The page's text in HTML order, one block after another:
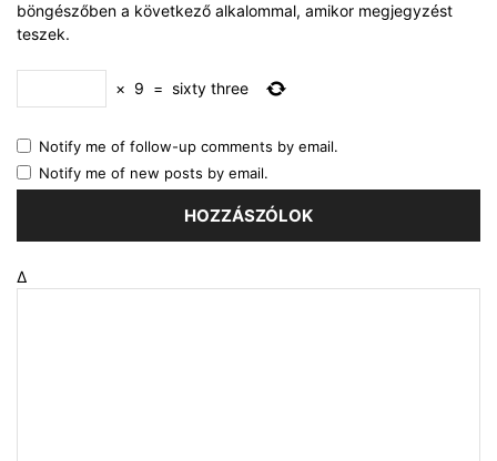
böngészőben a következő alkalommal, amikor megjegyzést
teszek.
× 9 = sixty three
Notify me of follow-up comments by email.
Notify me of new posts by email.
Δ